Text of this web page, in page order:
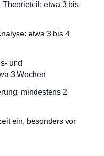
Theorieteil: etwa 3 bis
etwa 3 bis 4
und
3 Wochen
mindestens 2
ein, besonders vor